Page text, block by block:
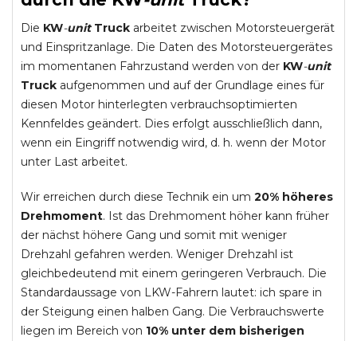
Die KW-unit Truck arbeitet zwischen Motorsteuergerät
und Einspritzanlage. Die Daten des Motorsteuergerätes
im momentanen Fahrzustand werden von der KW-unit
Truck aufgenommen und auf der Grundlage eines für
diesen Motor hinterlegten verbrauchsoptimierten
Kennfeldes geändert. Dies erfolgt ausschließlich dann,
wenn ein Eingriff notwendig wird, d. h. wenn der Motor
unter Last arbeitet.
Wir erreichen durch diese Technik ein um 20% höheres
Drehmoment. Ist das Drehmoment höher kann früher
der nächst höhere Gang und somit mit weniger
Drehzahl gefahren werden. Weniger Drehzahl ist
gleichbedeutend mit einem geringeren Verbrauch. Die
Standardaussage von LKW-Fahrern lautet: ich spare in
der Steigung einen halben Gang. Die Verbrauchswerte
liegen im Bereich von 10% unter dem bisherigen